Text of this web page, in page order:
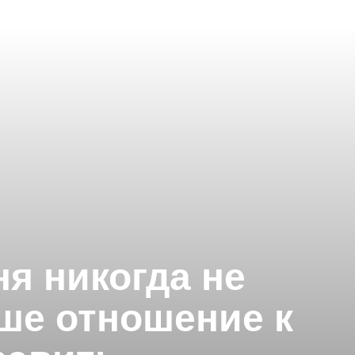
никогда не
отношение к